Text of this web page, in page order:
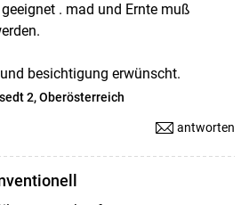
. mad und Ernte muß
besichtigung erwünscht.
2, Oberösterreich
antworten